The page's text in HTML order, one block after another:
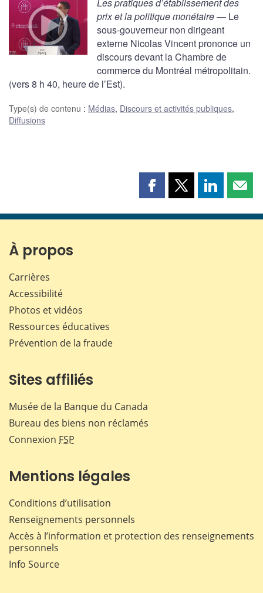
prix et la politique monétaire— Le
sous-gouverneur non dirigeant
externe Nicolas Vincent prononce un
discours devant la Chambre de
commerce du Montréal métropolitain.
(vers 8 h 40, heure de l’Est).
Type(s) de contenu : Médias, Discours et activités publiques,
Diffusions
Partager
page
Partager
page
Partager
page page
À propos
Carrières
Accessibilité
Photos et vidéos
Ressources éducatives
Prévention de la fraude
Sites affiliés
Musée de la Banque du Canada
Bureau des biens non réclamés
Connexion FSP
Mentions légales
Conditions d’utilisation
Renseignements personnels
Accès à l’information et protection des renseignements
personnels
Info Source